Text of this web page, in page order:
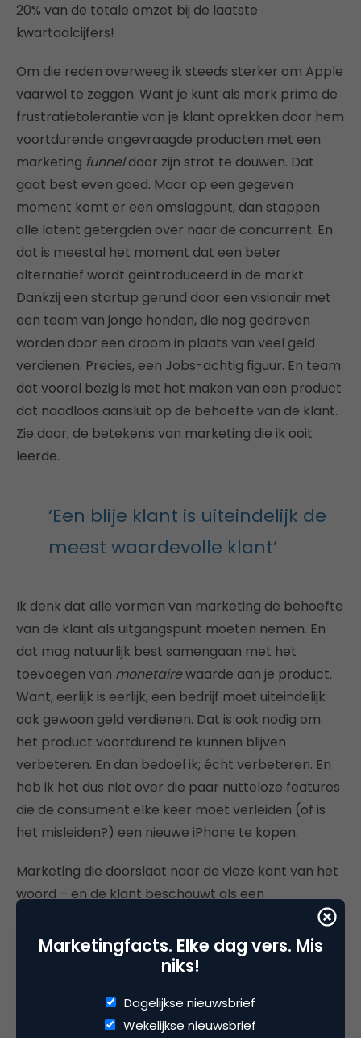
20% van de totale omzet bij de laatste
kwartaalcijfers!
Om die reden overweeg ik steeds sterker om Apple
vaarwel te zeggen. Want je kunt als merk prima de
frustratietolerantie van je klant oprekken door hem
voortdurende ongevraagde producten met een
marketing funneldoor zijn strot te douwen. Dat
gaat best even goed. Maar op een gegeven
moment komt er een omslagpunt, dan stappen
alle latent getergden over naar de concurrent. En
dat is meestal het moment dat een beter
alternatief wordt geïntroduceerd in de markt.
Dankzij een startup gerund door een visionair met
een team van jonge honden, die nog gedreven
worden door een droom in plaats van veel geld
verdienen. Precies, een Jobs-achtig figuur. En team
dat vooral bezig is met het maken van een product
dat naadloos aansluit op de behoefte van de klant.
Zie daar; de betekenis van marketing die ik ooit
leerde.
‘Een blije klant is uiteindelijk de
meest waardevolle klant’
Ik denk dat alle vormen van marketing de behoefte
van de klant als uitgangspunt moeten nemen. En
dat mag natuurlijk best samengaan met het
toevoegen van monetairewaarde aan je product.
Want, eerlijk is eerlijk, een bedrijf moet uiteindelijk
ook gewoon geld verdienen. Dat is ook nodig om
het product voortdurend te kunnen blijven
verbeteren. En dan bedoel ik; écht verbeteren. En
heb ik het dus niet over die paar nutteloze features
die de consument elke keer moet verleiden (of is
het misleiden?) een nieuwe iPhone te kopen.
Marketing die doorslaat naar de vieze kant van het
woord – en de klant beschouwt als een
wandelende portemonnee – zie je vooral terug bij
bedrijven die te groot zijn geworden. Bedrijven die
niet meer gerund worden door mensen met hart
investeerders en aandeelhouders met
kortetermijnbehoeften. Als je jouw merk voor de
Marketingfacts. Elke dag vers. Mis
niks!
Dagelijkse nieuwsbrief
Wekelijkse nieuwsbrief